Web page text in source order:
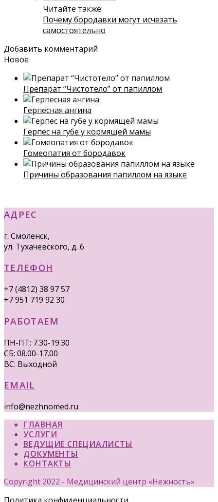
Читайте также:
Почему бородавки могут исчезать
самостоятельно
Добавить комментарий
Новое
Препарат “Чистотело” от папиллом
Герпесная ангина
Герпес на губе у кормящей мамы
Гомеопатия от бородавок
Причины образования папиллом на языке
АДРЕС
г. Смоленск,
ул. Тухачевского, д. 6
ТЕЛЕФОН
+7 (4812) 38 97 57
+7 951 719 92 30
РАБОТАЕМ
ПН-ПТ: 7.30-19.30
СБ: 08.00-17.00
ВС: Выходной
EMAIL
info@nezhnomed.ru
ГЛАВНАЯ
УСЛУГИ
ВЕДУЩИЕ СПЕЦИАЛИСТЫ
ДОКУМЕНТЫ
КОНТАКТЫ
Copyright 2022 - Медицинский центр «Нежность»